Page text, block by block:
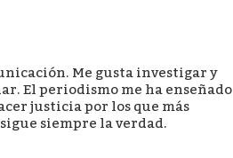
Me gusta investigar y
El periodismo me ha enseñado
justicia por los que más
siempre la verdad.